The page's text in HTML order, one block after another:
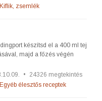
Kiflik, zsemlék
készítsd el a 400 ml tej
majd a főzés végén
•
24326 megtekintés
Egyéb élesztős receptek